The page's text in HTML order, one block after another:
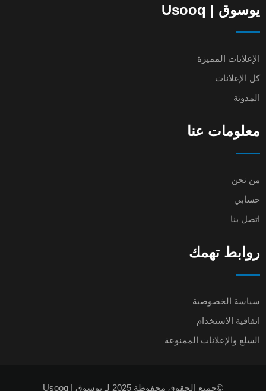
يوسوق | Usooq
الإعلانات المميزة
كل الإعلانات
المدونة
معلومات عنا
من نحن
حسابي
اتصل بنا
روابط تهمك
سياسة الخصوصية
اتفاقية الاستخدام
السلع والإعلانات الممنوعة
©جميع الحقوق محفوظة 2025 لـ يوسوق | Usooq